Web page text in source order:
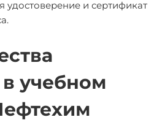
удостоверение и сертификат
учебном